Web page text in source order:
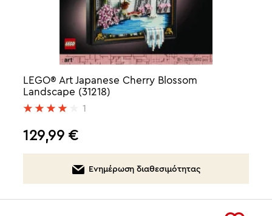
LEGO® Art Japanese Cherry Blossom
Landscape (31218)
1
129,99 €
Ενημέρωση διαθεσιμότητας